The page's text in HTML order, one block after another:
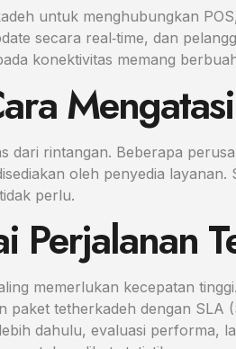
untuk menghubungkan
secara real‑time, dan
konektivitas memang
rintangan. Beberapa
oleh penyedia
perlu.
Perjalanan
memerlukan kecepatan tinggi.
paket tetherkadeh dengan SLA
dahulu, evaluasi performa,